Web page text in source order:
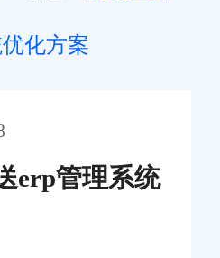
化方案
erp管理系统